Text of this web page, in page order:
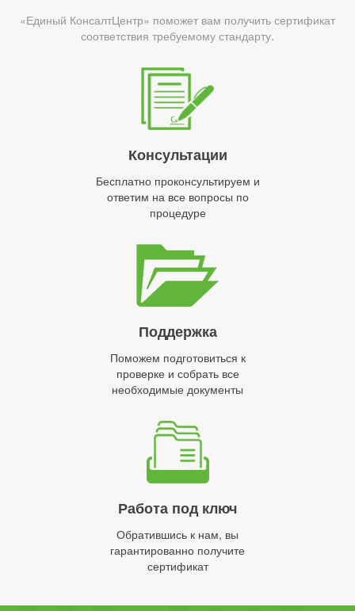
«Единый КонсалтЦентр» поможет вам получить сертификат
соответствия требуемому стандарту.
Консультации
Бесплатно проконсультируем и
ответим на все вопросы по
процедуре
Поддержка
Поможем подготовиться к
проверке и собрать все
необходимые документы
Работа под ключ
Обратившись к нам, вы
гарантированно получите
сертификат